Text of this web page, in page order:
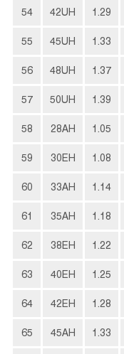
54 42UH 1.29
55 45UH 1.33
56 48UH 1.37
57 50UH 1.39
58 28AH 1.05
59 30EH 1.08
60 33AH 1.14
61 35AH 1.18
62 38EH 1.22
63 40EH 1.25
64 42EH 1.28
65 45AH 1.33